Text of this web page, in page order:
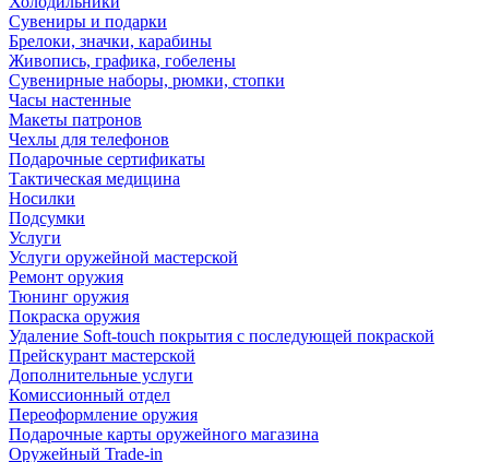
Сувениры и подарки
Брелоки, значки, карабины
Живопись, графика, гобелены
Сувенирные наборы, рюмки, стопки
Часы настенные
Макеты патронов
Чехлы для телефонов
Подарочные сертификаты
Тактическая медицина
Носилки
Подсумки
Услуги
Услуги оружейной мастерской
Ремонт оружия
Тюнинг оружия
Покраска оружия
Удаление Soft-touch покрытия с последующей покраской
Прейскурант мастерской
Дополнительные услуги
Комиссионный отдел
Переоформление оружия
Подарочные карты оружейного магазина
Оружейный Trade-in